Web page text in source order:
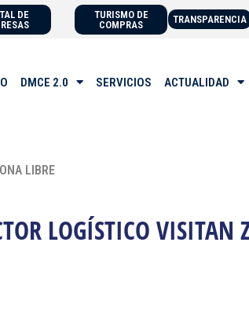
DE
TURISMO DE
COMPRAS
TRANSPARENCIA
DMCE 2.0 SERVICIOS ACTUALIDAD
LIBRE
LOGÍSTICO VISITAN